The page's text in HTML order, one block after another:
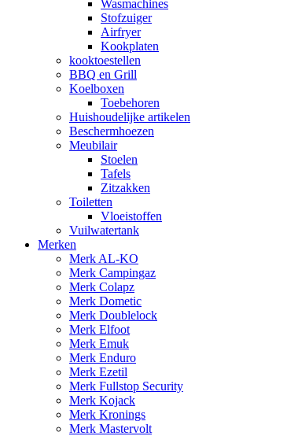
Wasmachines
Stofzuiger
Airfryer
Kookplaten
kooktoestellen
BBQ en Grill
Koelboxen
Toebehoren
Huishoudelijke artikelen
Beschermhoezen
Meubilair
Stoelen
Tafels
Zitzakken
Toiletten
Vloeistoffen
Vuilwatertank
Merken
Merk AL-KO
Merk Campingaz
Merk Colapz
Merk Dometic
Merk Doublelock
Merk Elfoot
Merk Emuk
Merk Enduro
Merk Ezetil
Merk Fullstop Security
Merk Kojack
Merk Kronings
Merk Mastervolt